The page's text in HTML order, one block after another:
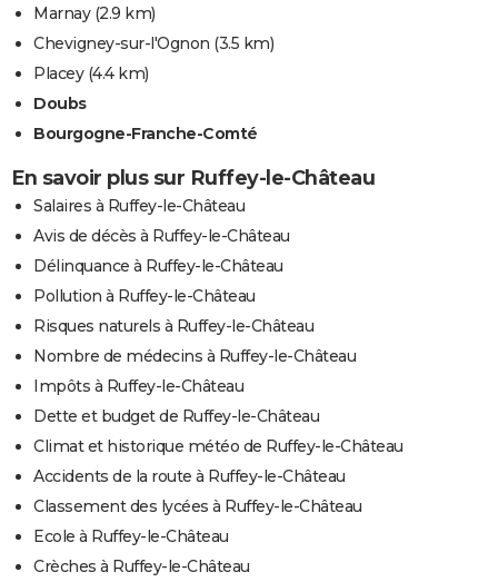
Marnay(2.9 km)
Chevigney-sur-l'Ognon (3.5 km)
Placey(4.4 km)
Doubs
Bourgogne-Franche-Comté
En savoir plus sur Ruffey-le-Château
Salaires à Ruffey-le-Château
Avis de décès à Ruffey-le-Château
Délinquance à Ruffey-le-Château
Pollution à Ruffey-le-Château
Risques naturels à Ruffey-le-Château
Nombre de médecins à Ruffey-le-Château
Impôts à Ruffey-le-Château
Dette et budget de Ruffey-le-Château
Climat et historique météo de Ruffey-le-Château
Accidents de la route à Ruffey-le-Château
Classement des lycées à Ruffey-le-Château
Ecole à Ruffey-le-Château
Crèches à Ruffey-le-Château